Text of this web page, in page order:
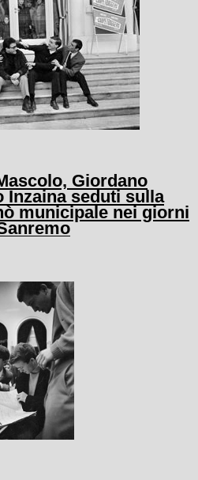
Giordano
Inzaina seduti sulla
municipale nei giorni